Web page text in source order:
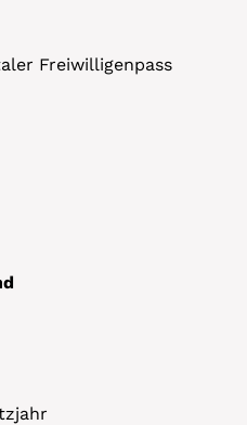
Freiwilligenpass